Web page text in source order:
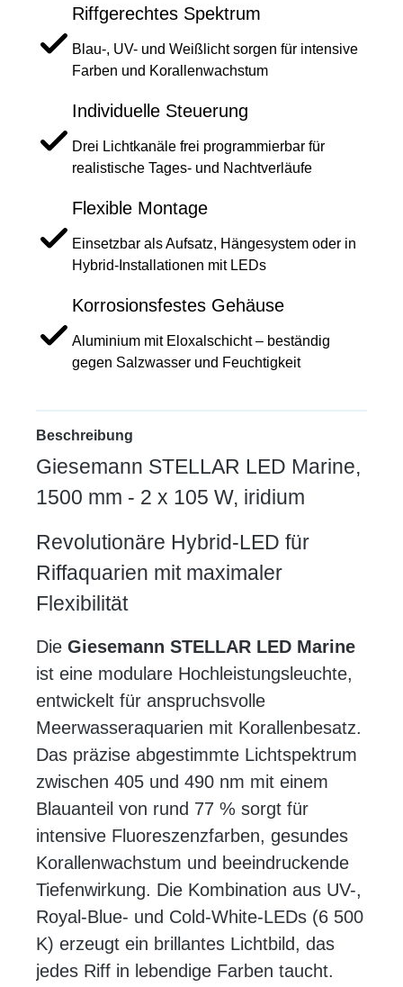
Riffgerechtes Spektrum
Blau-, UV- und Weißlicht sorgen für intensive
Farben und Korallenwachstum
Individuelle Steuerung
Drei Lichtkanäle frei programmierbar für
realistische Tages- und Nachtverläufe
Flexible Montage
Einsetzbar als Aufsatz, Hängesystem oder in
Hybrid-Installationen mit LEDs
Korrosionsfestes Gehäuse
Aluminium mit Eloxalschicht – beständig
gegen Salzwasser und Feuchtigkeit
Beschreibung
Giesemann STELLAR LED Marine,
1500 mm - 2 x 105 W, iridium
Revolutionäre Hybrid-LED für
Riffaquarien mit maximaler
Flexibilität
Die Giesemann STELLAR LED Marine
ist eine modulare Hochleistungsleuchte,
entwickelt für anspruchsvolle
Meerwasseraquarien mit Korallenbesatz.
Das präzise abgestimmte Lichtspektrum
zwischen 405 und 490 nm mit einem
Blauanteil von rund 77 % sorgt für
intensive Fluoreszenzfarben, gesundes
Korallenwachstum und beeindruckende
Tiefenwirkung. Die Kombination aus UV-,
Royal-Blue- und Cold-White-LEDs (6 500
K) erzeugt ein brillantes Lichtbild, das
jedes Riff in lebendige Farben taucht.